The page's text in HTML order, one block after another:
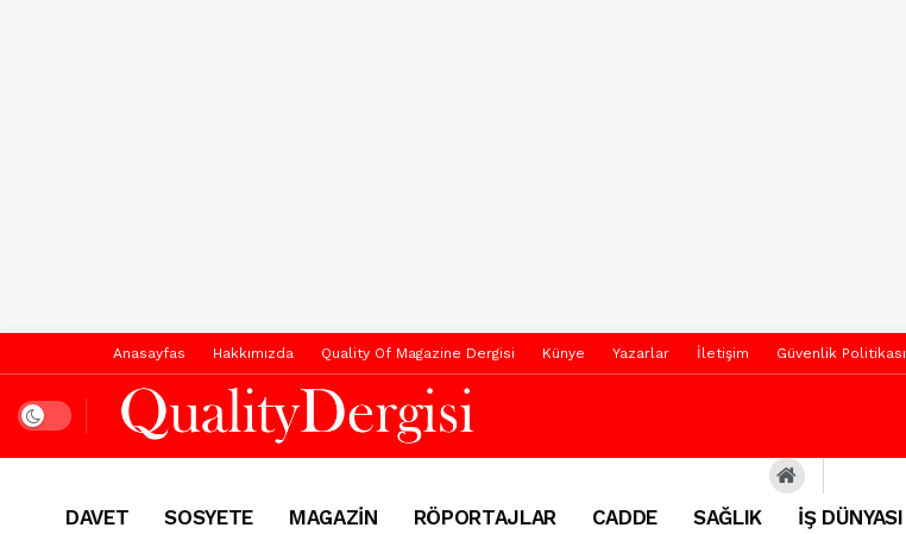
Anasayfas Hakkımızda Quality Of Magazine Dergisi Künye Yazarlar İletişim Güvenlik Politikası
Dark mode
DAVET SOSYETE MAGAZİN RÖPORTAJLAR CADDE SAĞLIK İŞ DÜNYASI